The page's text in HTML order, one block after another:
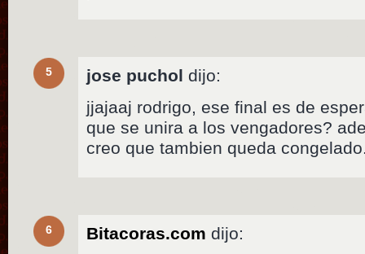
5 jose puchol dijo:
jjajaaj rodrigo, ese final es de
que se unira a los vengadores?
creo que tambien queda
6 Bitacoras.com dijo: